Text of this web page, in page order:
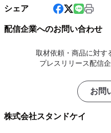
シェア
配信企業へのお問い合わせ
取材依頼・商品に対す
プレスリリース配信
お問
株式会社スタンドケイ